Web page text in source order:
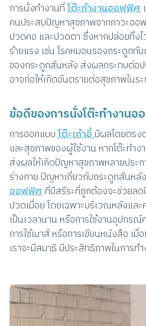
การนั่งทำงานที่โต๊ะทำงานออฟฟิศ
คนประสบปัญหาสุขภาพจากภาวะออ
ปวดคอ และปวดตา ซึ่งหากปล่อยทิ้ง
ร้ายแรง เช่น โรคหมอนรองกระดูก
ของกระดูกสันหลัง ส่งผลกระทบต่อป
อาจก่อให้เกิดอันตรายต่อสุขภาพในร
ข้อดีของการนั่งโต๊ะทำงาน
การออกแบบโต๊ะเก้าอี้มีผลโดยตรง
และสุขภาพของผู้ใช้งาน หากโต๊ะทำง
ส่งผลให้เกิดปัญหาสุขภาพหลายประก
ร่างกาย ปัญหาเกี่ยวกับกระดูกสันหลั
ออฟฟิศที่มีสรีระที่ถูกต้องจะช่วยลด
ปวดเมื่อย โดยเฉพาะบริเวณหลังแล
เป็นเวลานาน หรือการใช้งานอุปกร
การใช้เมาส์ หรือการเขียนหนังสือ เมื่
เราจะมีสมาธิ มีประสิทธิภาพในการท